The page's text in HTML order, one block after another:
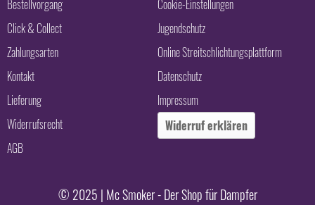
Bestellvorgang
Click & Collect
Zahlungsarten
Kontakt
Lieferung
Widerrufsrecht
AGB
Cookie-Einstellungen
Jugendschutz
Online Streitschlichtungsplattform
Datenschutz
Impressum
Widerruf erklären
© 2025 | Mc Smoker - Der Shop für Dampfer